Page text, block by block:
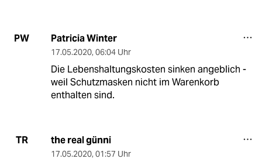
PW Patricia Winter
17.05.2020, 06:04 Uhr
Die Lebenshaltungskosten sinken angeblich -
weil Schutzmasken nicht im Warenkorb
enthalten sind.
TR the real günni
17.05.2020, 01:57 Uhr